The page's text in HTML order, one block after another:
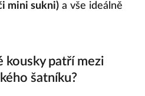
mini sukni) a vše ideálně
kousky patří mezi
šatníku?